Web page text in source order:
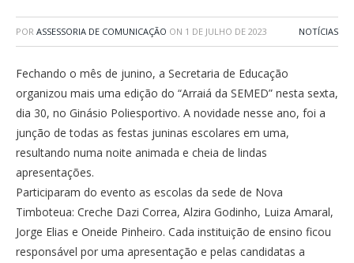
POR ASSESSORIA DE COMUNICAÇÃO ON 1 DE JULHO DE 2023 NOTÍCIAS
Fechando o mês de junino, a Secretaria de Educação
organizou mais uma edição do “Arraiá da SEMED” nesta sexta,
dia 30, no Ginásio Poliesportivo. A novidade nesse ano, foi a
junção de todas as festas juninas escolares em uma,
resultando numa noite animada e cheia de lindas
apresentações.
Participaram do evento as escolas da sede de Nova
Timboteua: Creche Dazi Correa, Alzira Godinho, Luiza Amaral,
Jorge Elias e Oneide Pinheiro. Cada instituição de ensino ficou
responsável por uma apresentação e pelas candidatas a